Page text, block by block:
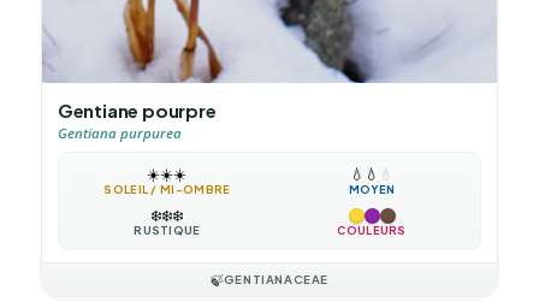
Gentiane pourpre
Gentiana purpurea
☀️☀️☀️
SOLEIL / MI-OMBRE
💧 💧 💧
MOYEN
❄️❄️❄️
RUSTIQUE COULEURS
🍃GENTIANACEAE